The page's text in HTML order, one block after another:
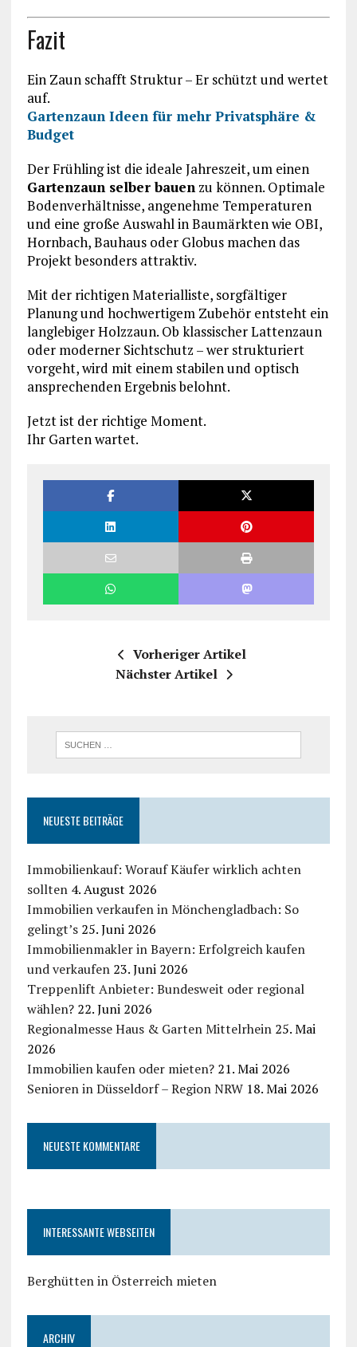
Fazit
Ein Zaun schafft Struktur – Er schützt und wertet
auf.
Gartenzaun Ideen für mehr Privatsphäre &
Budget
Der Frühling ist die ideale Jahreszeit, um einen
Gartenzaun selber bauenzu können. Optimale
Bodenverhältnisse, angenehme Temperaturen
und eine große Auswahl in Baumärkten wie OBI,
Hornbach, Bauhaus oder Globus machen das
Projekt besonders attraktiv.
Mit der richtigen Materialliste, sorgfältiger
Planung und hochwertigem Zubehör entsteht ein
langlebiger Holzzaun. Ob klassischer Lattenzaun
oder moderner Sichtschutz – wer strukturiert
vorgeht, wird mit einem stabilen und optisch
ansprechenden Ergebnis belohnt.
Jetzt ist der richtige Moment.
Ihr Garten wartet.
Vorheriger Artikel
Nächster Artikel
NEUESTE BEITRÄGE
Immobilienkauf: Worauf Käufer wirklich achten
sollten 4. August 2026
Immobilien verkaufen in Mönchengladbach: So
gelingt’s 25. Juni 2026
Immobilienmakler in Bayern: Erfolgreich kaufen
und verkaufen 23. Juni 2026
Treppenlift Anbieter: Bundesweit oder regional
wählen? 22. Juni 2026
Regionalmesse Haus & Garten Mittelrhein 25. Mai
2026
Immobilien kaufen oder mieten? 21. Mai 2026
Senioren in Düsseldorf – Region NRW 18. Mai 2026
NEUESTE KOMMENTARE
INTERESSANTE WEBSEITEN
Berghütten in Österreich mieten
ARCHIV